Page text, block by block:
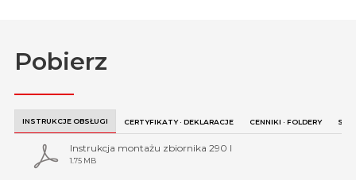
Pobierz
INSTRUKCJE OBSŁUGI CERTYFIKATY · DEKLARACJE CENNIKI · FOLDERY
Instrukcja montażu zbiornika 290 l
1.75 MB